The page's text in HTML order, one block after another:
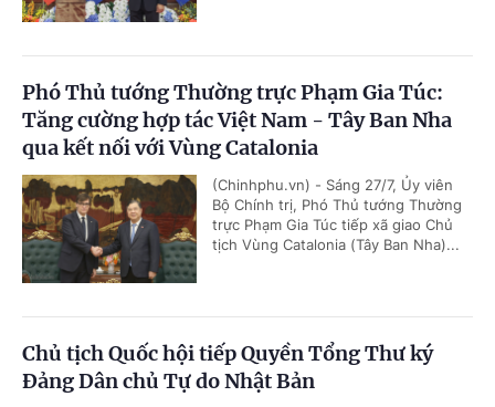
Phó Thủ tướng Thường trực Phạm Gia Túc:
Tăng cường hợp tác Việt Nam - Tây Ban Nha
qua kết nối với Vùng Catalonia
(Chinhphu.vn) - Sáng 27/7, Ủy viên
Bộ Chính trị, Phó Thủ tướng Thường
trực Phạm Gia Túc tiếp xã giao Chủ
tịch Vùng Catalonia (Tây Ban Nha)...
Chủ tịch Quốc hội tiếp Quyền Tổng Thư ký
Đảng Dân chủ Tự do Nhật Bản